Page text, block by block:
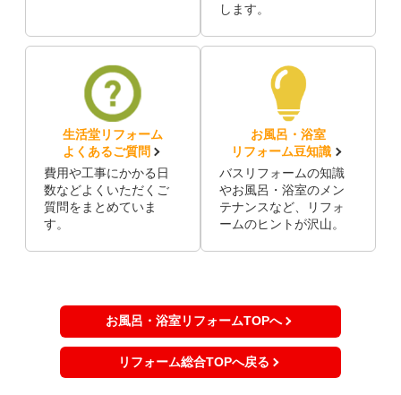
します。
生活堂リフォーム
よくあるご質問
費用や工事にかかる日
数などよくいただくご
質問をまとめていま
す。
お風呂・浴室
リフォーム豆知識
バスリフォームの知識
やお風呂・浴室のメン
テナンスなど、リフォ
ームのヒントが沢山。
お風呂・浴室リフォームTOPへ
リフォーム総合TOPへ戻る